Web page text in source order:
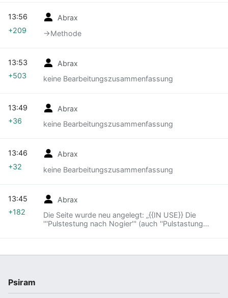
Abrax
→‎Methode
13:56
+209
Abrax
keine Bearbeitungszusammenfassung
13:53
+503
Abrax
keine Bearbeitungszusammenfassung
13:49
+36
Abrax
keine Bearbeitungszusammenfassung
13:46
+32
Abrax
Die Seite wurde neu angelegt: „{{IN USE}} Die
'''Pulstestung nach Nogier''' (auch ''Pulstastung
13:45
+182
Psiram